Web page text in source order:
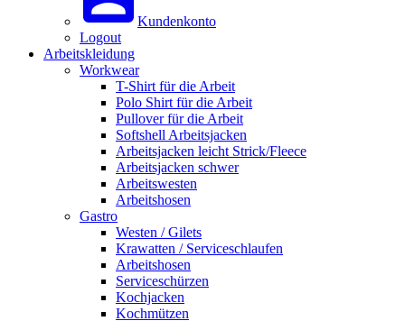
Kundenkonto
Logout
Arbeitskleidung
Workwear
T-Shirt für die Arbeit
Polo Shirt für die Arbeit
Pullover für die Arbeit
Softshell Arbeitsjacken
Arbeitsjacken leicht Strick/Fleece
Arbeitsjacken schwer
Arbeitswesten
Arbeitshosen
Gastro
Westen / Gilets
Krawatten / Serviceschlaufen
Arbeitshosen
Serviceschürzen
Kochjacken
Kochmützen